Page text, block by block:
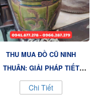
THU MUA ĐỒ CŨ NINH
THUẬN: GIẢI PHÁP TIẾT
KIỆM TỪ NỘI THẤT VIỆT
VƯỢNG
Chi Tiết